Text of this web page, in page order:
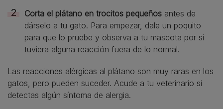
Corta el plátano en trocitos pequeños antes de
dárselo a tu gato. Para empezar, dale un poquito
para que lo pruebe y observa a tu mascota por si
tuviera alguna reacción fuera de lo normal.
Las reacciones alérgicas al plátano son muy raras en los
gatos, pero pueden suceder. Acude a tu veterinario si
detectas algún síntoma de alergia.